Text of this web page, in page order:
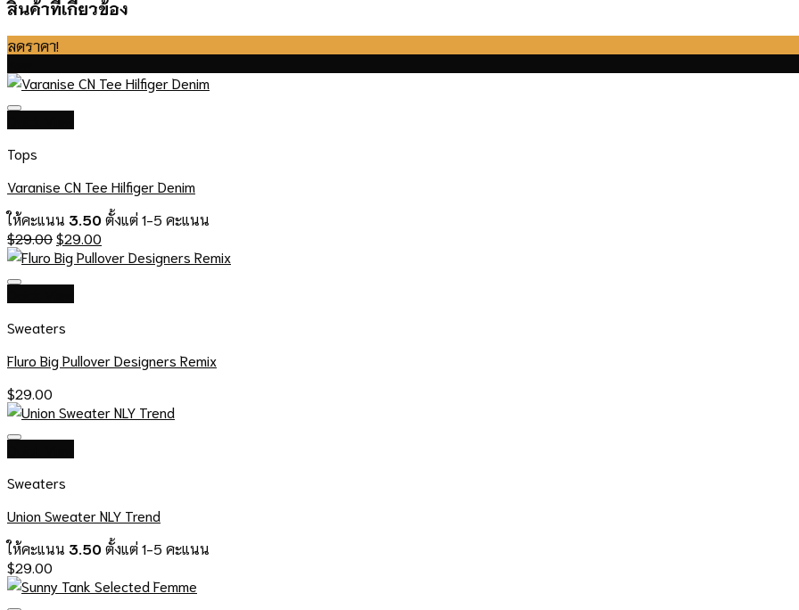
สินค้าที่เกี่ยวข้อง
ลดราคา!
Tops
Varanise CN Tee Hilfiger Denim
ให้คะแนน 3.50ตั้งแต่ 1-5 คะแนน
$29.00Original
price
$29.00
price
Sweaters
Fluro Big Pullover Designers Remix
$29.00
Sweaters
Union Sweater NLY Trend
ให้คะแนน 3.50ตั้งแต่ 1-5 คะแนน
$29.00